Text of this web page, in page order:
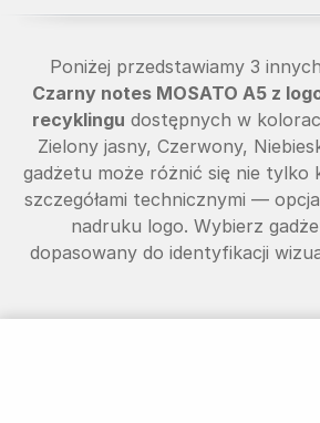
Poniżej przedstawiamy 3
Czarny notes MOSATO A5 z
recyklingu dostępnych w
Zielony jasny, Czerwony,
gadżetu może różnić się nie tylko
szczegółami technicznymi —
nadruku logo. Wybierz
dopasowany do identyfikacji